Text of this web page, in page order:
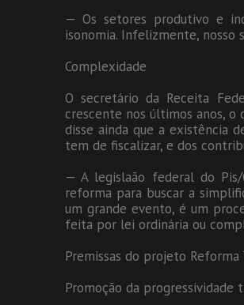
— Os setores produtivo e
isonomia. Infelizmente, nosso
Complexidade
O secretário da Receita
crescente nos últimos anos, o
disse ainda que a existência
tem de fiscalizar, e dos
— A legislaão federal do
reforma para buscar a
um grande evento, é um
feita por lei ordinária ou
Premissas do projeto
Promoção da